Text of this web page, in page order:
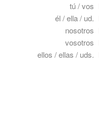
tú / vos
él / ella / ud.
nosotros
vosotros
ellos / ellas / uds.